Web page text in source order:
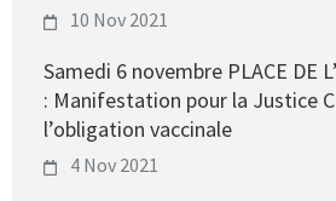
10 Nov 2021
Samedi 6 novembre PLACE DE
: Manifestation pour la Justice
l’obligation vaccinale
4 Nov 2021